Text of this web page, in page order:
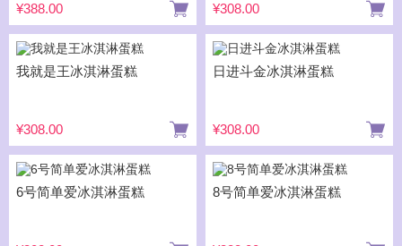
¥388.00 ¥308.00
我就是王冰淇淋蛋糕
¥308.00
日进斗金冰淇淋蛋糕
¥308.00
6号简单爱冰淇淋蛋糕 8号简单爱冰淇淋蛋糕